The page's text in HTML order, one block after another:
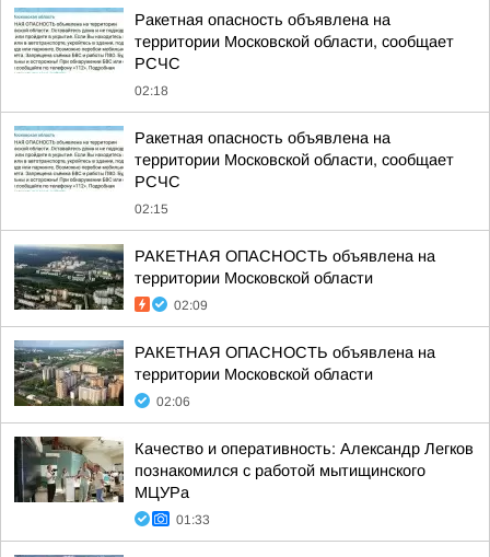
Ракетная опасность объявлена на
территории Московской области, сообщает
РСЧС
02:18
Ракетная опасность объявлена на
территории Московской области, сообщает
РСЧС
02:15
РАКЕТНАЯ ОПАСНОСТЬ объявлена на
территории Московской области
02:09
РАКЕТНАЯ ОПАСНОСТЬ объявлена на
территории Московской области
02:06
Качество и оперативность: Александр Легков
познакомился с работой мытищинского
МЦУРа
01:33